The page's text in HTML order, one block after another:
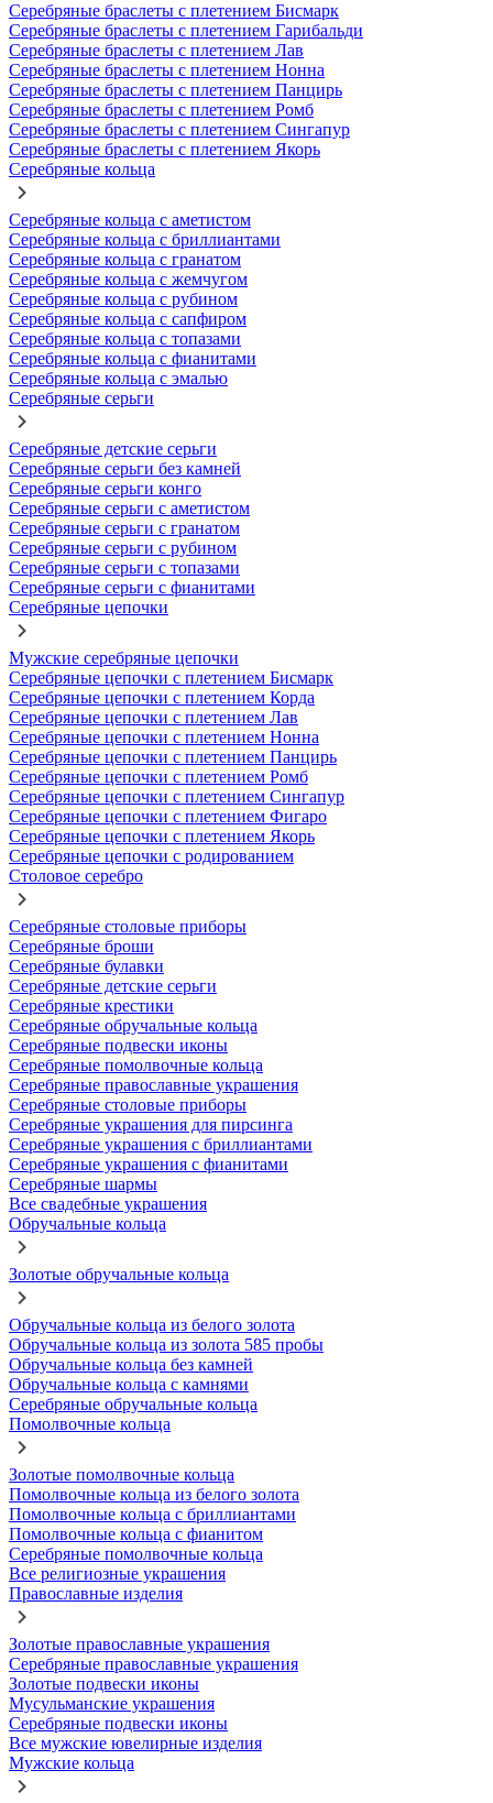
Серебряные браслеты с плетением Бисмарк
Серебряные браслеты с плетением Гарибальди
Серебряные браслеты с плетением Лав
Серебряные браслеты с плетением Нонна
Серебряные браслеты с плетением Панцирь
Серебряные браслеты с плетением Ромб
Серебряные браслеты с плетением Сингапур
Серебряные браслеты с плетением Якорь
Серебряные кольца
Серебряные кольца с аметистом
Серебряные кольца с бриллиантами
Серебряные кольца с гранатом
Серебряные кольца с жемчугом
Серебряные кольца с рубином
Серебряные кольца с сапфиром
Серебряные кольца с топазами
Серебряные кольца с фианитами
Серебряные кольца с эмалью
Серебряные серьги
Серебряные детские серьги
Серебряные серьги без камней
Серебряные серьги конго
Серебряные серьги с аметистом
Серебряные серьги с гранатом
Серебряные серьги с рубином
Серебряные серьги с топазами
Серебряные серьги с фианитами
Серебряные цепочки
Мужские серебряные цепочки
Серебряные цепочки с плетением Бисмарк
Серебряные цепочки с плетением Корда
Серебряные цепочки с плетением Лав
Серебряные цепочки с плетением Нонна
Серебряные цепочки с плетением Панцирь
Серебряные цепочки с плетением Ромб
Серебряные цепочки с плетением Сингапур
Серебряные цепочки с плетением Фигаро
Серебряные цепочки с плетением Якорь
Серебряные цепочки с родированием
Столовое серебро
Серебряные столовые приборы
Серебряные броши
Серебряные булавки
Серебряные детские серьги
Серебряные крестики
Серебряные обручальные кольца
Серебряные подвески иконы
Серебряные помолвочные кольца
Серебряные православные украшения
Серебряные столовые приборы
Серебряные украшения для пирсинга
Серебряные украшения с бриллиантами
Серебряные украшения с фианитами
Серебряные шармы
Все свадебные украшения
Обручальные кольца
Золотые обручальные кольца
Обручальные кольца из белого золота
Обручальные кольца из золота 585 пробы
Обручальные кольца без камней
Обручальные кольца с камнями
Серебряные обручальные кольца
Помолвочные кольца
Золотые помолвочные кольца
Помолвочные кольца из белого золота
Помолвочные кольца с бриллиантами
Помолвочные кольца с фианитом
Серебряные помолвочные кольца
Все религиозные украшения
Православные изделия
Золотые православные украшения
Серебряные православные украшения
Золотые подвески иконы
Мусульманские украшения
Серебряные подвески иконы
Все мужские ювелирные изделия
Мужские кольца